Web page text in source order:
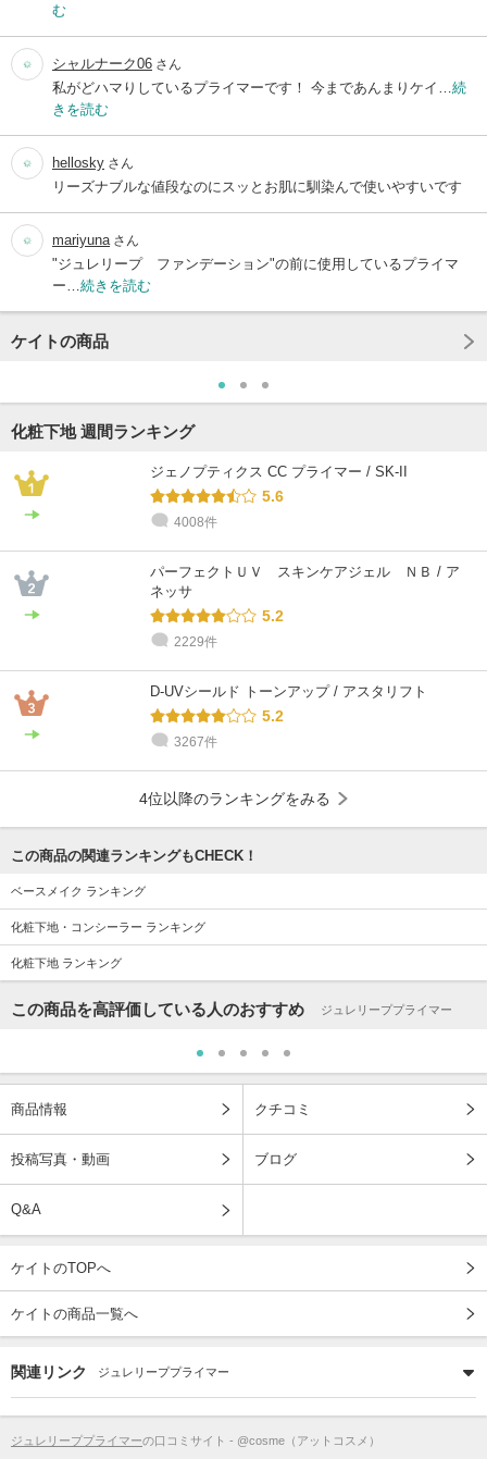
む
シャルナーク06 さん
私がどハマりしているプライマーです！ 今まであんまりケイ…続
きを読む
hellosky さん
リーズナブルな値段なのにスッとお肌に馴染んで使いやすいです
mariyunaさん
"ジュレリープ ファンデーション"の前に使用しているプライマ
ー…続きを読む
ケイトの商品
化粧下地 週間ランキング
ジェノプティクス CC プライマー / SK-II
5.6
4008件
パーフェクトＵＶ スキンケアジェル ＮＢ / ア
ネッサ
5.2
2229件
D-UVシールド トーンアップ / アスタリフト
5.2
3267件
4位以降のランキングをみる
この商品の関連ランキングもCHECK！
ベースメイク ランキング
化粧下地・コンシーラー ランキング
化粧下地 ランキング
この商品を高評価している人のおすすめ ジュレリーププライマー
商品情報 クチコミ
投稿写真・動画 ブログ
Q&A
ケイトのTOPへ
ケイトの商品一覧へ
関連リンク ジュレリーププライマー
ジュレリーププライマーの口コミサイト - @cosme（アットコスメ）